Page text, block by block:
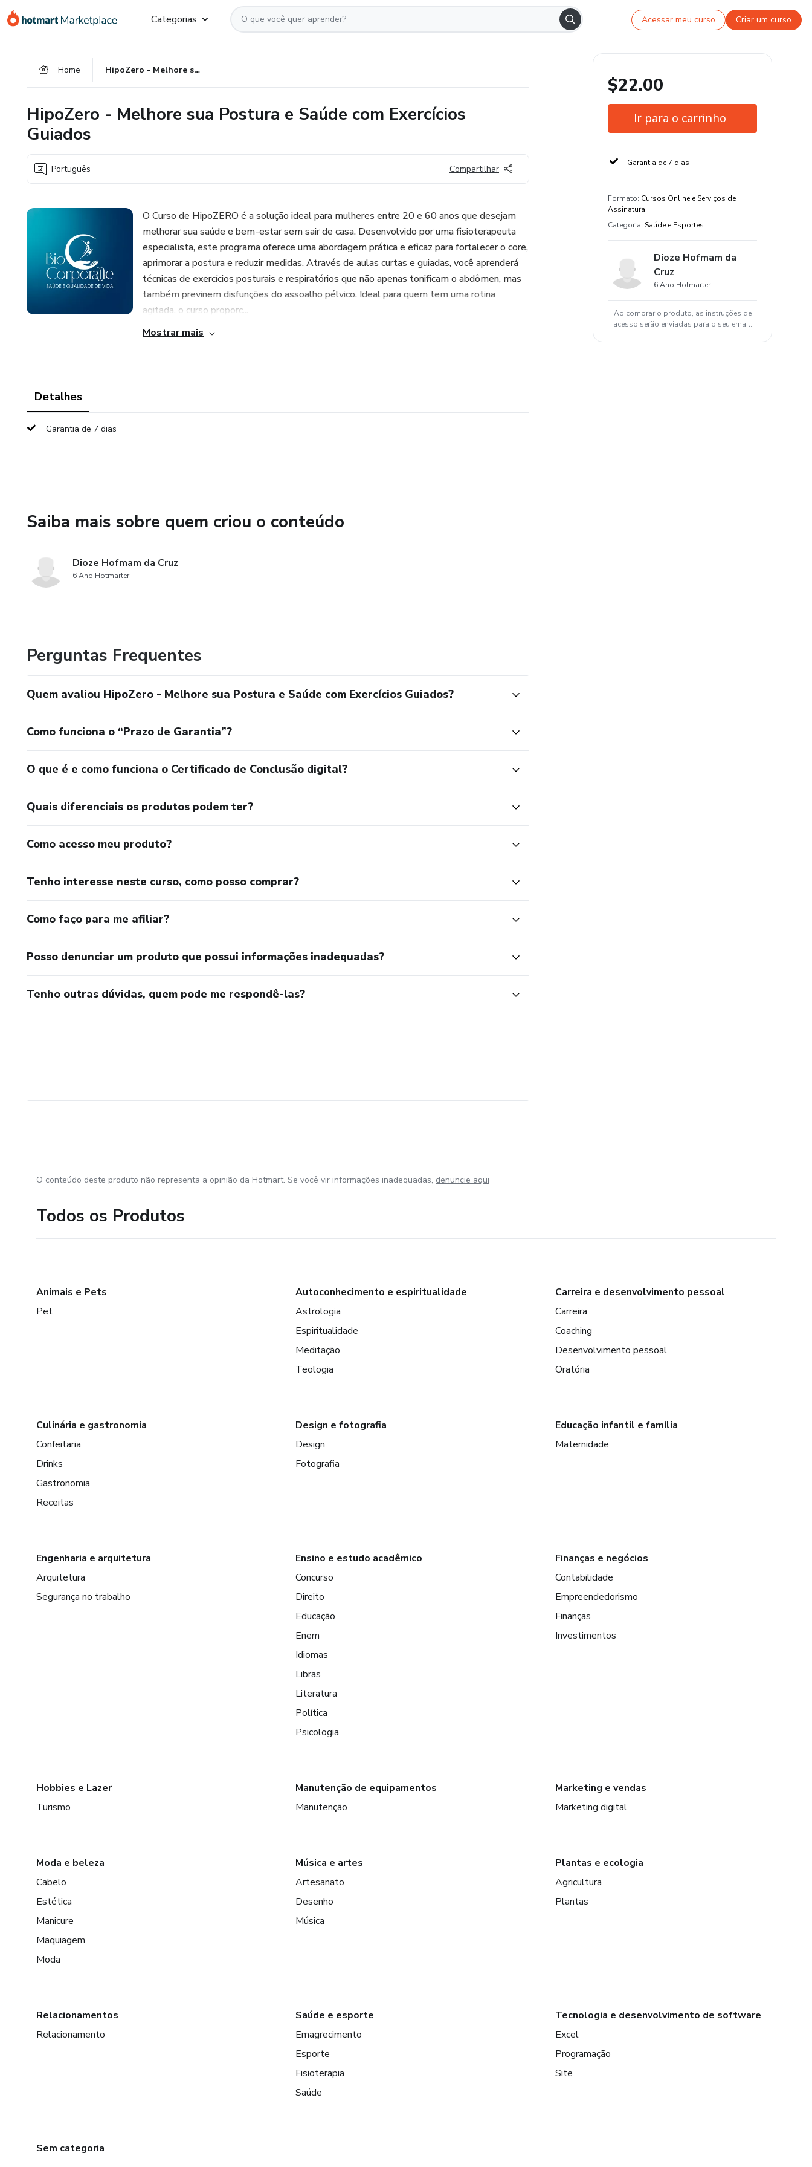
para
para
para
Categorias Acessar meu curso Criar um curso
Home HipoZero - Melhore sua Postura e Saúde com Exercícios Guiados
HipoZero - Melhore sua Postura e Saúde com Exercícios
Guiados
Português Compartilhar
O Curso de HipoZERO é a solução ideal para mulheres entre 20 e 60 anos que desejam
melhorar sua saúde e bem-estar sem sair de casa. Desenvolvido por uma fisioterapeuta
especialista, este programa oferece uma abordagem prática e eficaz para fortalecer o core,
aprimorar a postura e reduzir medidas. Através de aulas curtas e guiadas, você aprenderá
técnicas de exercícios posturais e respiratórios que não apenas tonificam o abdômen, mas
também previnem disfunções do assoalho pélvico. Ideal para quem tem uma rotina
agitada, o curso proporc...
Mostrar mais
Detalhes
Garantia de 7 dias
Saiba mais sobre quem criou o conteúdo
Dioze Hofmam da Cruz
6 Ano Hotmarter
Perguntas Frequentes
Quem avaliou HipoZero - Melhore sua Postura e Saúde com Exercícios Guiados?
Como funciona o “Prazo de Garantia”?
O que é e como funciona o Certificado de Conclusão digital?
Quais diferenciais os produtos podem ter?
Como acesso meu produto?
Tenho interesse neste curso, como posso comprar?
Como faço para me afiliar?
Posso denunciar um produto que possui informações inadequadas?
Tenho outras dúvidas, quem pode me respondê-las?
$22.00
Ir para o carrinho
Garantia de 7 dias
Formato: Cursos Online e Serviços de
Assinatura
Categoria: Saúde e Esportes
Dioze Hofmam da
Cruz
6 Ano Hotmarter
Ao comprar o produto, as instruções de
acesso serão enviadas para o seu email.
O conteúdo deste produto não representa a opinião da Hotmart. Se você vir informações inadequadas, denuncie aqui
Todos os Produtos
Animais e Pets
Pet
Autoconhecimento e espiritualidade
Astrologia
Espiritualidade
Meditação
Teologia
Carreira e desenvolvimento pessoal
Carreira
Coaching
Desenvolvimento pessoal
Oratória
Culinária e gastronomia
Confeitaria
Drinks
Gastronomia
Receitas
Design e fotografia
Design
Fotografia
Educação infantil e família
Maternidade
Engenharia e arquitetura
Arquitetura
Segurança no trabalho
Ensino e estudo acadêmico
Concurso
Direito
Educação
Enem
Idiomas
Libras
Literatura
Política
Psicologia
Finanças e negócios
Contabilidade
Empreendedorismo
Finanças
Investimentos
Hobbies e Lazer
Turismo
Manutenção de equipamentos
Manutenção
Marketing e vendas
Marketing digital
Moda e beleza
Cabelo
Estética
Manicure
Maquiagem
Moda
Música e artes
Artesanato
Desenho
Música
Plantas e ecologia
Agricultura
Plantas
Relacionamentos
Relacionamento
Saúde e esporte
Emagrecimento
Esporte
Fisioterapia
Saúde
Tecnologia e desenvolvimento de software
Excel
Programação
Site
Sem categoria